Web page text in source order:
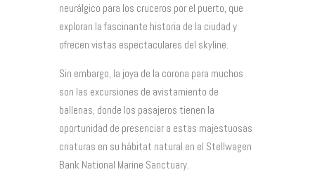
neurálgico para los cruceros por el puerto, que
exploran la fascinante historia de la ciudad y
ofrecen vistas espectaculares del skyline.
Sin embargo, la joya de la corona para muchos
son las excursiones de avistamiento de
ballenas, donde los pasajeros tienen la
oportunidad de presenciar a estas majestuosas
criaturas en su hábitat natural en el Stellwagen
Bank National Marine Sanctuary.